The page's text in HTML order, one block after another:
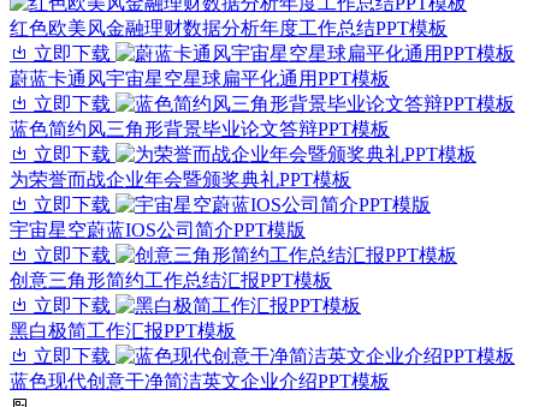
红色欧美风金融理财数据分析年度工作总结PPT模板
立即下载
蔚蓝卡通风宇宙星空星球扁平化通用PPT模板
立即下载
蓝色简约风三角形背景毕业论文答辩PPT模板
立即下载
为荣誉而战企业年会暨颁奖典礼PPT模板
立即下载
宇宙星空蔚蓝IOS公司简介PPT模版
立即下载
创意三角形简约工作总结汇报PPT模板
立即下载
黑白极简工作汇报PPT模板
立即下载
蓝色现代创意干净简洁英文企业介绍PPT模板